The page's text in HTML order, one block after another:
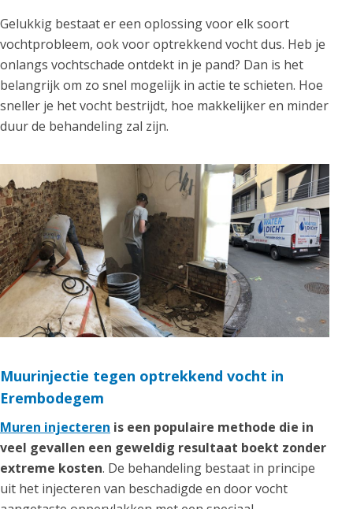
Gelukkig bestaat er een oplossing voor elk soort
vochtprobleem, ook voor optrekkend vocht dus. Heb je
onlangs vochtschade ontdekt in je pand? Dan is het
belangrijk om zo snel mogelijk in actie te schieten. Hoe
sneller je het vocht bestrijdt, hoe makkelijker en minder
duur de behandeling zal zijn.
Muurinjectie tegen optrekkend vocht in
Erembodegem
Muren injecteren is een populaire methode die in
veel gevallen een geweldig resultaat boekt zonder
extreme kosten. De behandeling bestaat in principe
uit het injecteren van beschadigde en door vocht